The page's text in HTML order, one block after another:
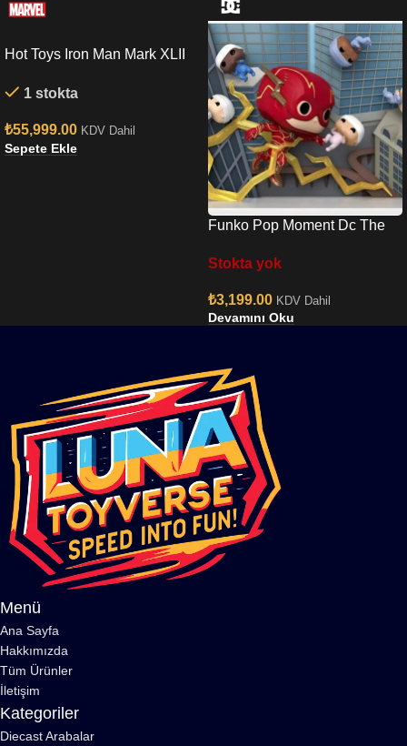
Hot Toys Iron Man Mark XLII
Scale Figure
1 stokta
₺55,999.00 KDV Dahil
Sepete Ekle
Funko Pop Moment Dc The
No:1349
Stokta yok
₺3,199.00 KDV Dahil
Devamını Oku
Menü
Ana Sayfa
Hakkımızda
Tüm Ürünler
İletişim
Kategoriler
Diecast Arabalar